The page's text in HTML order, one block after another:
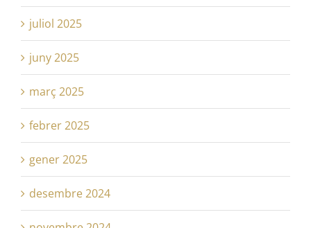
juliol 2025
juny 2025
març 2025
febrer 2025
gener 2025
desembre 2024